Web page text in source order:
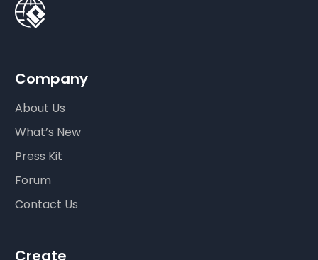
Company
About Us
What’s New
Press Kit
Forum
Contact Us
Create